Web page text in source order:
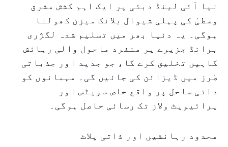
نیا آئی لینڈ دبئی پر ایک اہم کشش مشرق
وسطیٰ کی پہلی شیوال بلانک میزن کھولنا
ہوگی۔ یہ دنیا بھر میں تسلیم شدہ لگژری
برانڈ جزیرے پر منفرد ماحول والی رہائش
گاہیں تخلیق کرے گا، جو جدید اور جذباتی
طرز میں ڈیزائن کی جائیں گی۔ مہمانوں کو
ذاتی ساحل پر واقع خاص سویٹس اور
پرائیویٹ ولاز تک رسائی حاصل ہوگی۔
محدود رہائشیں اور ذاتی پلاٹ